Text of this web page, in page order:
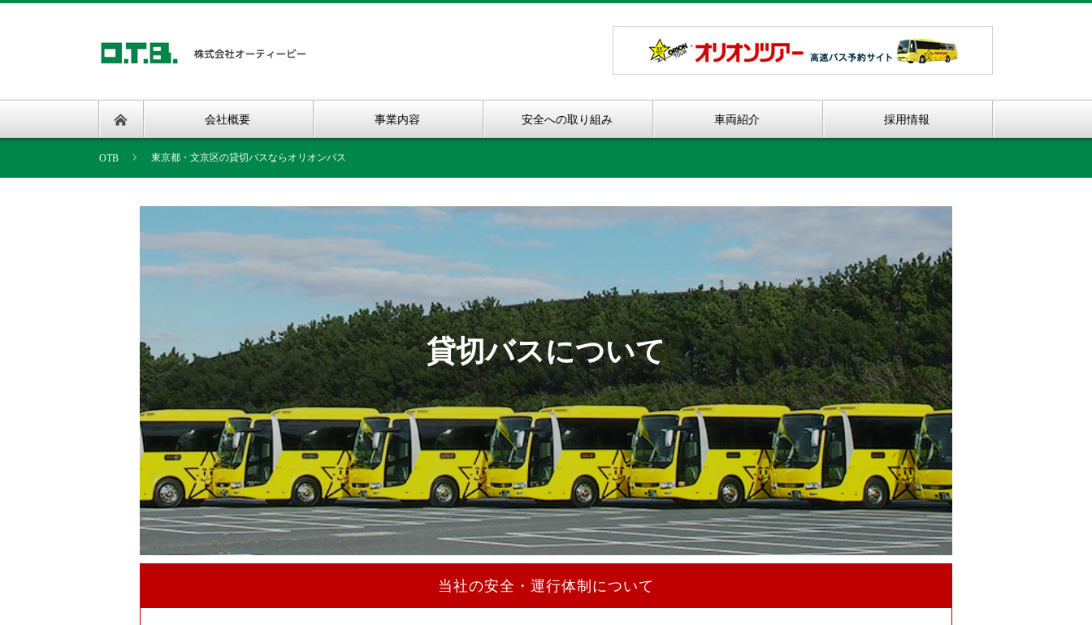
会社概要 事業内容 安全への取り組み 車両紹介 採用情報
東京都・文京区の貸切バスならオリオンバス
貸切バスについて
当社の安全・運行体制について